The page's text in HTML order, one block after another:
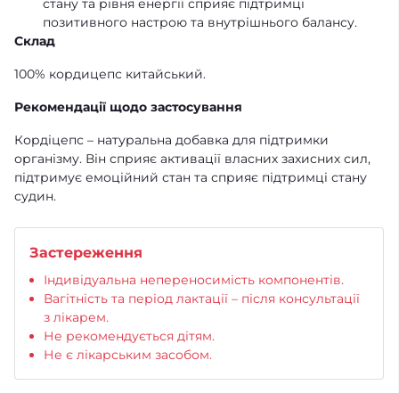
стану та рівня енергії сприяє підтримці
позитивного настрою та внутрішнього балансу.
Склад
100% кордицепс китайський.
Рекомендації щодо застосування
Кордіцепс – натуральна добавка для підтримки
організму. Він сприяє активації власних захисних сил,
підтримує емоційний стан та сприяє підтримці стану
судин.
Застереження
Індивідуальна непереносимість компонентів.
Вагітність та період лактації – після консультації
з лікарем.
Не рекомендується дітям.
Не є лікарським засобом.